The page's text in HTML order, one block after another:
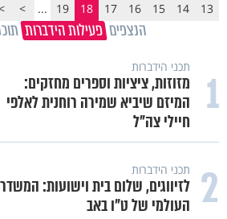
13
14
15
16
17
18
19
...
>
הנצפים פעילות הידברות
1 תכני הידברות
מזוזות, ציציות וספרים מחזקים:
המיזם שיביא שמירה רוחנית לאלפי
חיילי צה"ל
2 תכני הידברות
לזיווגים, שלום בית וישועות: המשדר
העולמי של ט"ו באב